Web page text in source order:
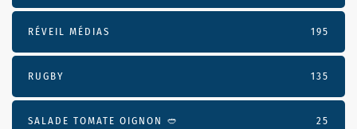
RÉVEIL MÉDIAS 195
RUGBY 135
SALADE TOMATE OIGNON 🥙 25